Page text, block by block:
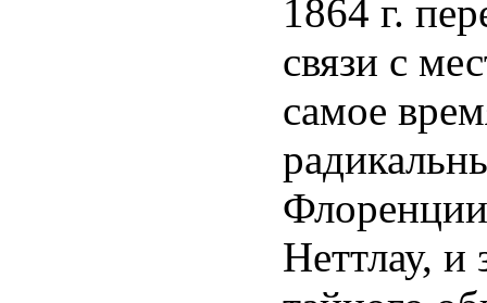
1864 г.
связи с
самое
Неттлау, и